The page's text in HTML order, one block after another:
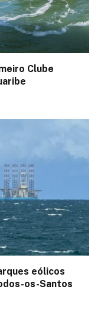
Clube
eólicos
os-Santos